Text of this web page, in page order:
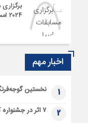
۲۰۲۴ امسال در ترکیه
اخبار مهم
1 نخستین
2 ۷ اثر در جشنواره کتاب سال دانشجویی برگزیده شد